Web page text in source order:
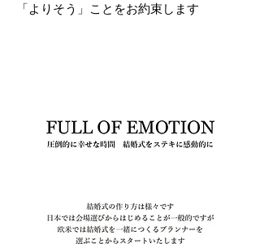
「よりそう」ことをお約束します